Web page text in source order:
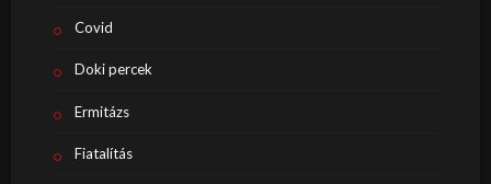
Covid
Doki percek
Ermitázs
Fiatalítás